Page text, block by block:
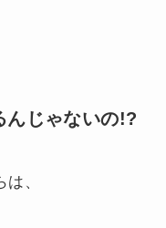
んじゃないの!?
、